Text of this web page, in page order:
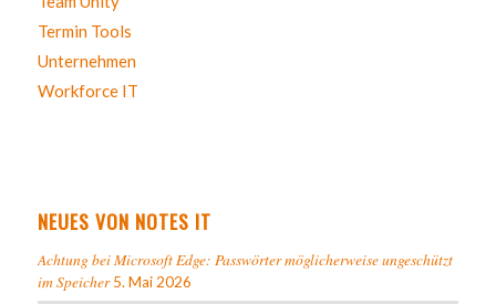
Termin Tools
Unternehmen
Workforce IT
NEUES VON NOTES IT
Achtung bei Microsoft Edge: Passwörter möglicherweise ungeschützt
im Speicher 5. Mai 2026